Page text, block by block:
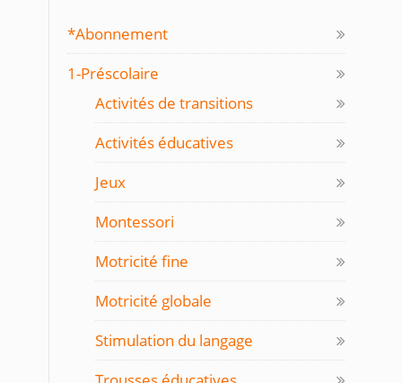
*Abonnement
1-Préscolaire
Activités de transitions
Activités éducatives
Jeux
Montessori
Motricité fine
Motricité globale
Stimulation du langage